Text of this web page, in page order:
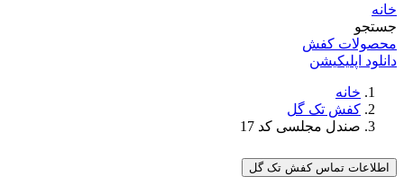
خانه
جستجو
محصولات کفش
دانلود اپلیکیشن
خانه
کفش تک گل
صندل مجلسی کد 17
اطلاعات تماس کفش تک گل